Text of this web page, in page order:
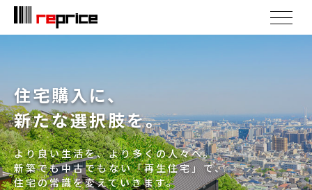
住宅購入に、
新たな選択肢を。
より良い生活を、より多くの人々へ。
新築でも中古でもない「再生住宅」で、
住宅の常識を変えていきます。